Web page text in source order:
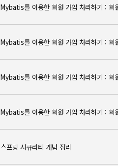
Mybatis를 이용한 회원 가입 처리하
Mybatis를 이용한 회원 가입 처리하
Mybatis를 이용한 회원 가입 처리하
Mybatis를 이용한 회원 가입 처리하기
스프링 시큐리티 개념 정리